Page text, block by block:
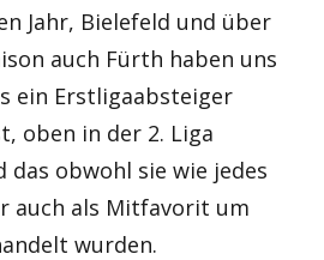
Jahr, Bielefeld und über
auch Fürth haben uns
ein Erstligaabsteiger
oben in der 2. Liga
das obwohl sie wie jedes
auch als Mitfavorit um
wurden.